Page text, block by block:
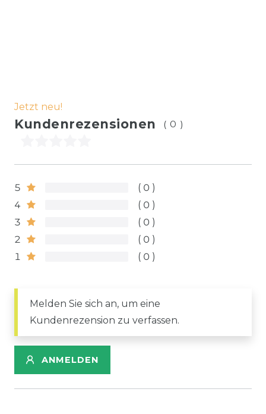
Jetzt neu!
Kundenrezensionen (0)
5
0
4
0
3
0
2
0
1
0
Melden Sie sich an, um eine
Kundenrezension zu verfassen.
ANMELDEN